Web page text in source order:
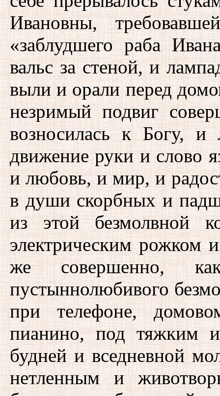
Ивановны,
«заблудшего раба
вальс за стеной, и
выли и орали перед
незримый подвиг
возносилась к Богу, и
движение руки и слово
и любовь, и мир, и
в души скорбных и
из этой безмолвной
электрическим рожком
же совершенно,
пустыннолюбивого
при телефоне,
пианино, под тяжким
будней и вседневной
нетленным и